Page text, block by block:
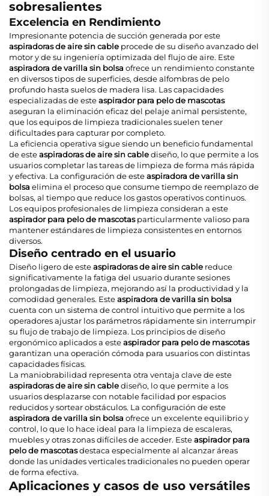
sobresalientes
Excelencia en Rendimiento
Impresionante potencia de succión generada por este
aspiradoras de aire sin cable procede de su diseño avanzado del
motor y de su ingeniería optimizada del flujo de aire. Este
aspiradora de varilla sin bolsa ofrece un rendimiento constante
en diversos tipos de superficies, desde alfombras de pelo
profundo hasta suelos de madera lisa. Las capacidades
especializadas de esteaspirador para pelo de mascotas
aseguran la eliminación eficaz del pelaje animal persistente,
que los equipos de limpieza tradicionales suelen tener
dificultades para capturar por completo.
La eficiencia operativa sigue siendo un beneficio fundamental
de esteaspiradoras de aire sin cablediseño, lo que permite a los
usuarios completar las tareas de limpieza de forma más rápida
y efectiva. La configuración de esteaspiradora de varilla sin
bolsa elimina el proceso que consume tiempo de reemplazo de
bolsas, al tiempo que reduce los gastos operativos continuos.
Los equipos profesionales de limpieza consideran a este
aspirador para pelo de mascotasparticularmente valioso para
mantener estándares de limpieza consistentes en entornos
diversos.
Diseño centrado en el usuario
Diseño ligero de esteaspiradoras de aire sin cable reduce
significativamente la fatiga del usuario durante sesiones
prolongadas de limpieza, mejorando así la productividad y la
comodidad generales. Esteaspiradora de varilla sin bolsa
cuenta con un sistema de control intuitivo que permite a los
operadores ajustar los parámetros rápidamente sin interrumpir
su flujo de trabajo de limpieza. Los principios de diseño
ergonómico aplicados a esteaspirador para pelo de mascotas
garantizan una operación cómoda para usuarios con distintas
capacidades físicas.
La maniobrabilidad representa otra ventaja clave de este
aspiradoras de aire sin cablediseño, lo que permite a los
usuarios desplazarse con notable facilidad por espacios
reducidos y sortear obstáculos. La configuración de este
aspiradora de varilla sin bolsa ofrece un excelente equilibrio y
control, lo que lo hace ideal para la limpieza de escaleras,
muebles y otras zonas difíciles de acceder. Esteaspirador para
pelo de mascotasdestaca especialmente al alcanzar áreas
donde las unidades verticales tradicionales no pueden operar
de forma efectiva.
Aplicaciones y casos de uso versátiles